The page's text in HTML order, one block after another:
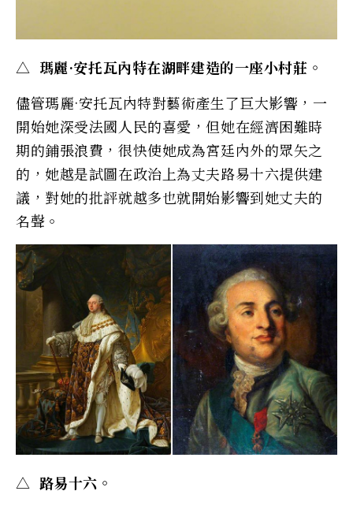
△ 瑪麗·安托瓦內特在湖畔建造的一座小村莊。
儘管瑪麗·安托瓦內特對藝術產生了巨大影響，一
開始她深受法國人民的喜愛，但她在經濟困難時
期的鋪張浪費，很快使她成為宮廷內外的眾矢之
的，她越是試圖在政治上為丈夫路易十六提供建
議，對她的批評就越多也就開始影響到她丈夫的
名聲。
△ 路易十六。